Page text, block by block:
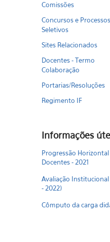
Comissões
Concursos e Processos
Seletivos
Sites Relacionados
Docentes - Termo
Colaboração
Portarias/Resoluções
Regimento IF
Informações
Progressão Horizontal
Docentes - 2021
Avaliação Institucional
- 2022)
Cômputo da carga